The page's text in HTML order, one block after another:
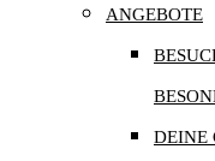
ANGEBOTE
DEINE